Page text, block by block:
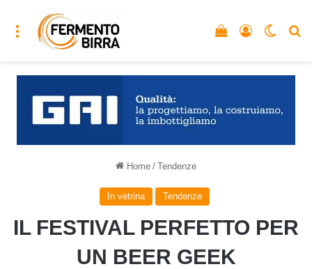
Menu Accedi
Vedi il carrello
Home / Tendenze
In vetrina Tendenze
IL FESTIVAL PERFETTO PER
UN BEER GEEK